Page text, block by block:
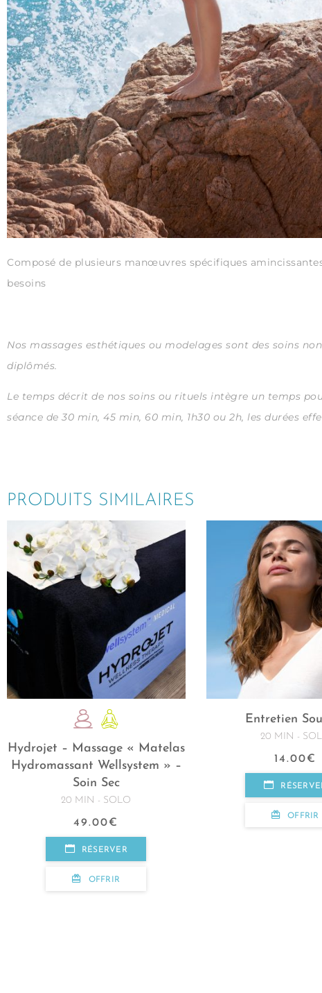
Composé de plusieurs manœuvres spécifiques
besoins
Nos massages esthétiques ou modelages sont des soins
diplômés.
Le temps décrit de nos soins ou rituels intègre un temps
séance de 30 min, 45 min, 60 min, 1h30 ou 2h, les durées
PRODUITS SIMILAIRES
Hydrojet – Massage « Matelas
Hydromassant Wellsystem » –
Soin Sec
20 MIN - SOLO
49.00€
RÉSERVER
OFFRIR
Entretien
20 MIN -
14.00€
OFFRIR